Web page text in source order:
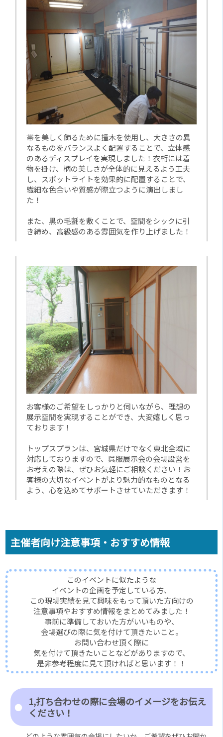
帯を美しく飾るために撞木を使用し、大きさの異
なるものをバランスよく配置することで、立体感
のあるディスプレイを実現しました！衣桁には着
物を掛け、柄の美しさが全体的に見えるよう工夫
し、スポットライトを効果的に配置することで、
繊細な色合いや質感が際立つように演出しまし
た！
また、黒の毛氈を敷くことで、空間をシックに引
き締め、高級感のある雰囲気を作り上げました！
お客様のご希望をしっかりと伺いながら、理想の
展示空間を実現することができ、大変嬉しく思っ
ております！
トップスプランは、宮城県だけでなく東北全域に
対応しておりますので、呉服展示会の会場設営を
お考えの際は、ぜひお気軽にご相談ください！お
客様の大切なイベントがより魅力的なものとなる
よう、心を込めてサポートさせていただきます！
主催者向け注意事項・おすすめ情報
このイベントに似たような
イベントの企画を予定している方、
この現場実績を見て興味をもって頂いた方向けの
注意事項やおすすめ情報をまとめてみました！
事前に準備しておいた方がいいものや、
会場選びの際に気を付けて頂きたいこと。
お問い合わせ頂く際に
気を付けて頂きたいことなどがありますので、
是非参考程度に見て頂ければと思います！！
1,打ち合わせの際に会場のイメージをお伝え
ください！